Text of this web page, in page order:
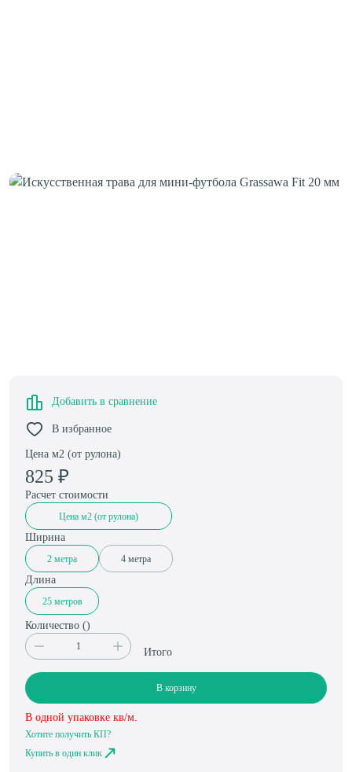
Цена м2 (от рулона)
825 ₽
Добавить в сравнение
В избранное
Расчет стоимости
Цена м2 (от рулона)
Ширина
2 метра 4 метра
Длина
25 метров
Количество ()
Итого
В корзину
В одной упаковке кв/м.
Хотите получить КП?
Купить в один клик